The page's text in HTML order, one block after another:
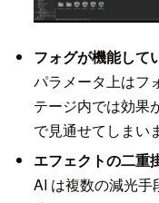
フォグが機能して
パラメータ上はフ
テージ内では効果
で見通せてしまい
エフェクトの二重
AI は複数の減光手